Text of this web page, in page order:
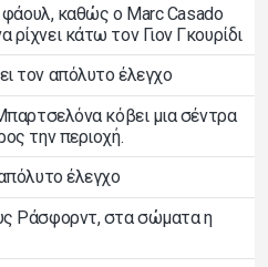
φάουλ, καθώς ο Marc Casado
κάτω τον Γιον Γκουρίδι
τον απόλυτο έλεγχο
κόβει μια σέντρα
την περιοχή.
έλεγχο
Ράσφορντ, στα σώματα η